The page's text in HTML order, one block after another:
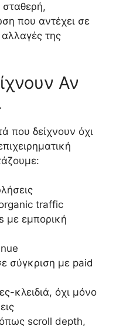
σταθερή,
που αντέχει σε
της
Αν
που δείχνουν όχι
traffic
με εμπορική
σύγκριση με paid
κλειδιά, όχι μόνο
scroll depth,